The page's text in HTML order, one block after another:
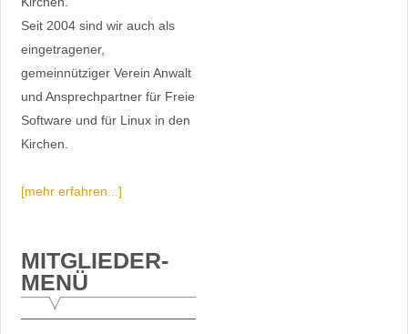
Seit 2004 sind wir auch als
eingetragener,
gemeinnütziger Verein Anwalt
und Ansprechpartner für Freie
Software und für Linux in den
Kirchen.
[mehr erfahren...]
MITGLIEDER-
MENÜ